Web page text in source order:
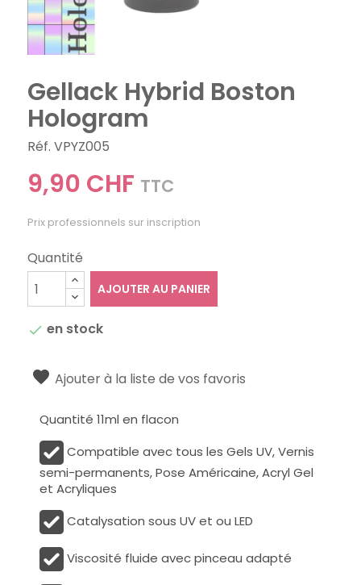
Gellack Hybrid Boston
Hologram
Réf. VPYZ005
9,90 CHF TTC
Prix professionnels sur inscription
Quantité
AJOUTER AU PANIER
 en stock
Ajouter à la liste de vos favoris
Quantité 11ml en flacon
Compatible avec tous les Gels UV, Vernis
semi-permanents, Pose Américaine, Acryl Gel
et Acryliques
Catalysation sous UV et ou LED
Viscosité fluide avec pinceau adapté